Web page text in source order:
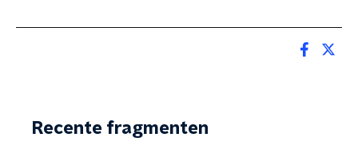
Recente fragmenten